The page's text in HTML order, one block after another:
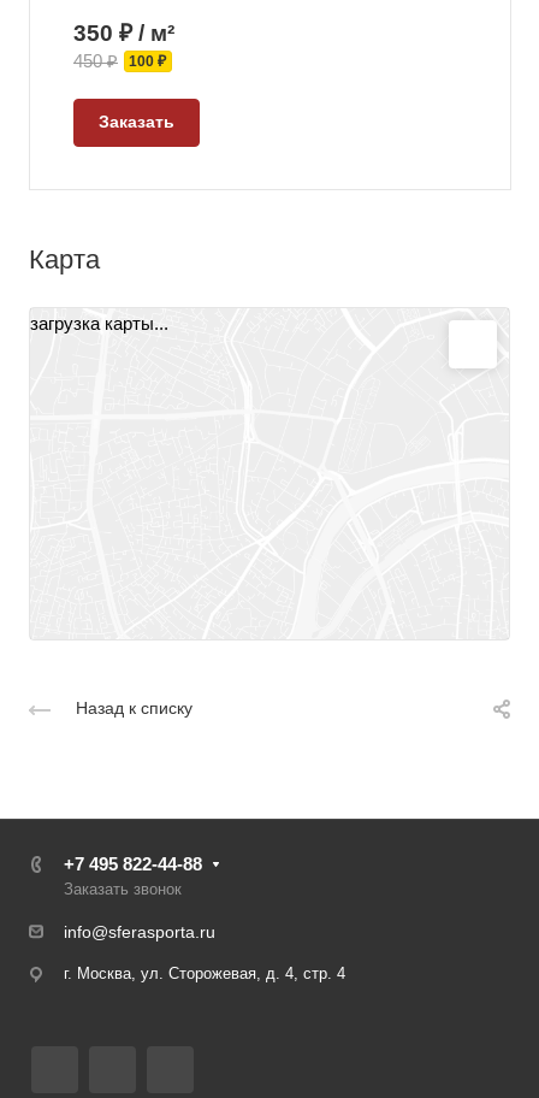
350 ₽ / м²
450 ₽ 100 ₽
Заказать
Карта
загрузка карты...
Назад к списку
+7 495 822-44-88
Заказать звонок
info@sferasporta.ru
г. Москва, ул. Сторожевая, д. 4, стр. 4